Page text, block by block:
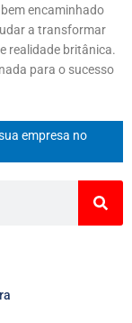
encaminhado
a transformar
realidade britânica.
para o sucesso
empresa no